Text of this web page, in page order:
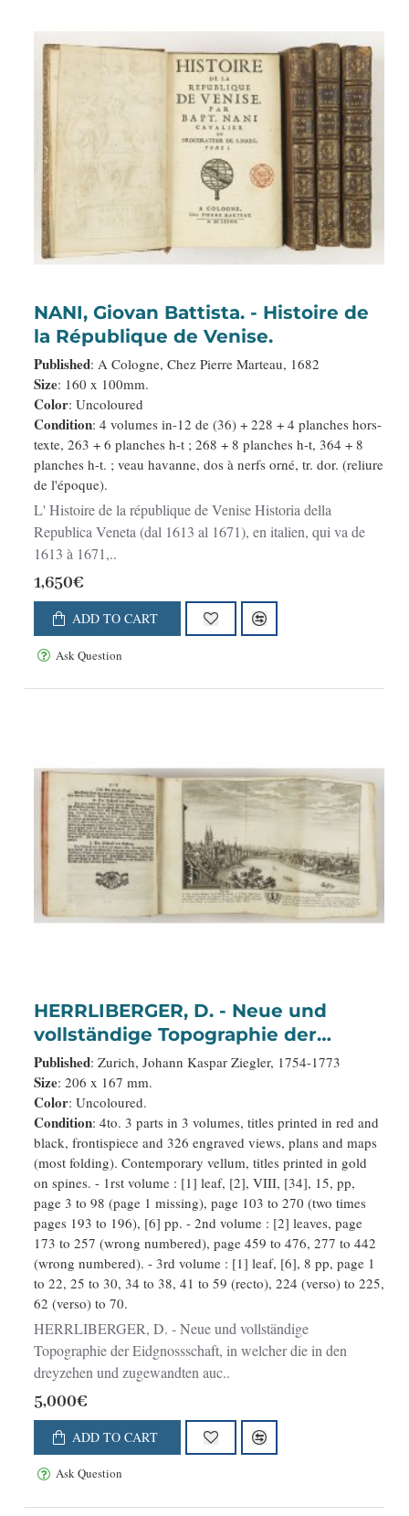
NANI, Giovan Battista. - Histoire de
la République de Venise.
Published: A Cologne, Chez Pierre Marteau, 1682
Size: 160 x 100mm.
Color: Uncoloured
Condition: 4 volumes in-12 de (36) + 228 + 4 planches hors-
texte, 263 + 6 planches h-t ; 268 + 8 planches h-t, 364 + 8
planches h-t. ; veau havanne, dos à nerfs orné, tr. dor. (reliure
de l'époque).
L' Histoire de la république de Venise Historia della
Republica Veneta (dal 1613 al 1671), en italien, qui va de
1613 à 1671,..
1,650€
ADD TO CART
Ask Question
HERRLIBERGER, D. - Neue und
vollständige Topographie der
Eidgnossschaft, in welcher die in
den dreyzehen und zugewandten
auch verbündeten Orten und
Landen dermal befindliche Städte,
Bischthümer, Stifte, Klöster,
Schlösser, Amts-Häuser, Edelsitze
und Burg
Published: Zurich, Johann Kaspar Ziegler, 1754-1773
Size: 206 x 167 mm.
Color: Uncoloured.
Condition: 4to. 3 parts in 3 volumes, titles printed in red and
black, frontispiece and 326 engraved views, plans and maps
(most folding). Contemporary vellum, titles printed in gold
on spines. - 1rst volume : [1] leaf, [2], VIII, [34], 15, pp,
page 3 to 98 (page 1 missing), page 103 to 270 (two times
pages 193 to 196), [6] pp. - 2nd volume : [2] leaves, page
173 to 257 (wrong numbered), page 459 to 476, 277 to 442
(wrong numbered). - 3rd volume : [1] leaf, [6], 8 pp, page 1
to 22, 25 to 30, 34 to 38, 41 to 59 (recto), 224 (verso) to 225,
62 (verso) to 70.
HERRLIBERGER, D. - Neue und vollständige
Topographie der Eidgnossschaft, in welcher die in den
dreyzehen und zugewandten auc..
5,000€
ADD TO CART
Ask Question